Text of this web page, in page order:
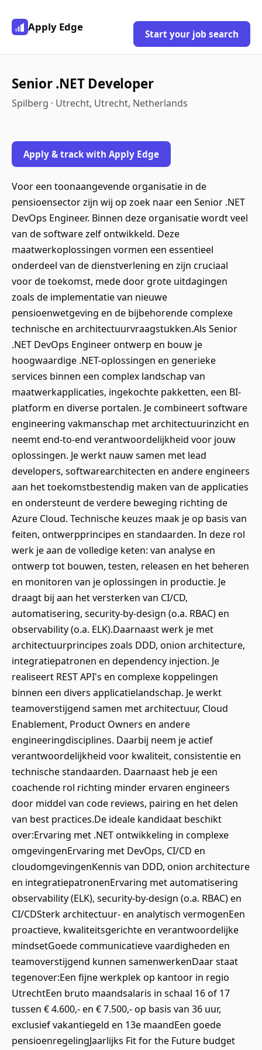
Apply Edge
Start your job search
Senior .NET Developer
Spilberg · Utrecht, Utrecht, Netherlands
Apply & track with Apply Edge
Voor een toonaangevende organisatie in de
pensioensector zijn wij op zoek naar een Senior .NET
DevOps Engineer. Binnen deze organisatie wordt veel
van de software zelf ontwikkeld. Deze
maatwerkoplossingen vormen een essentieel
onderdeel van de dienstverlening en zijn cruciaal
voor de toekomst, mede door grote uitdagingen
zoals de implementatie van nieuwe
pensioenwetgeving en de bijbehorende complexe
technische en architectuurvraagstukken.Als Senior
.NET DevOps Engineer ontwerp en bouw je
hoogwaardige .NET-oplossingen en generieke
services binnen een complex landschap van
maatwerkapplicaties, ingekochte pakketten, een BI-
platform en diverse portalen. Je combineert software
engineering vakmanschap met architectuurinzicht en
neemt end-to-end verantwoordelijkheid voor jouw
oplossingen. Je werkt nauw samen met lead
developers, softwarearchitecten en andere engineers
aan het toekomstbestendig maken van de applicaties
en ondersteunt de verdere beweging richting de
Azure Cloud. Technische keuzes maak je op basis van
feiten, ontwerpprincipes en standaarden. In deze rol
werk je aan de volledige keten: van analyse en
ontwerp tot bouwen, testen, releasen en het beheren
en monitoren van je oplossingen in productie. Je
draagt bij aan het versterken van CI/CD,
automatisering, security-by-design (o.a. RBAC) en
observability (o.a. ELK).Daarnaast werk je met
architectuurprincipes zoals DDD, onion architecture,
integratiepatronen en dependency injection. Je
realiseert REST API's en complexe koppelingen
binnen een divers applicatielandschap. Je werkt
teamoverstijgend samen met architectuur, Cloud
Enablement, Product Owners en andere
engineeringdisciplines. Daarbij neem je actief
verantwoordelijkheid voor kwaliteit, consistentie en
technische standaarden. Daarnaast heb je een
coachende rol richting minder ervaren engineers
door middel van code reviews, pairing en het delen
van best practices.De ideale kandidaat beschikt
over:Ervaring met .NET ontwikkeling in complexe
omgevingenErvaring met DevOps, CI/CD en
cloudomgevingenKennis van DDD, onion architecture
en integratiepatronenErvaring met automatisering
observability (ELK), security-by-design (o.a. RBAC) en
CI/CDSterk architectuur- en analytisch vermogenEen
proactieve, kwaliteitsgerichte en verantwoordelijke
mindsetGoede communicatieve vaardigheden en
teamoverstijgend kunnen samenwerkenDaar staat
tegenover:Een fijne werkplek op kantoor in regio
UtrechtEen bruto maandsalaris in schaal 16 of 17
tussen € 4.600,- en € 7.500,- op basis van 36 uur,
exclusief vakantiegeld en 13e maandEen goede
pensioenregelingJaarlijks Fit for the Future budget